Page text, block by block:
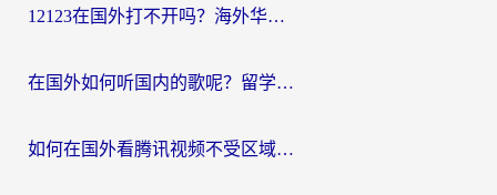
12123在国外打不开吗？海外华人亲测有效的回国加速方案
在国外如何听国内的歌呢？留学生亲测有效的回国加速方案
如何在国外看腾讯视频不受区域限制？留学生亲测有效的回国加速指南